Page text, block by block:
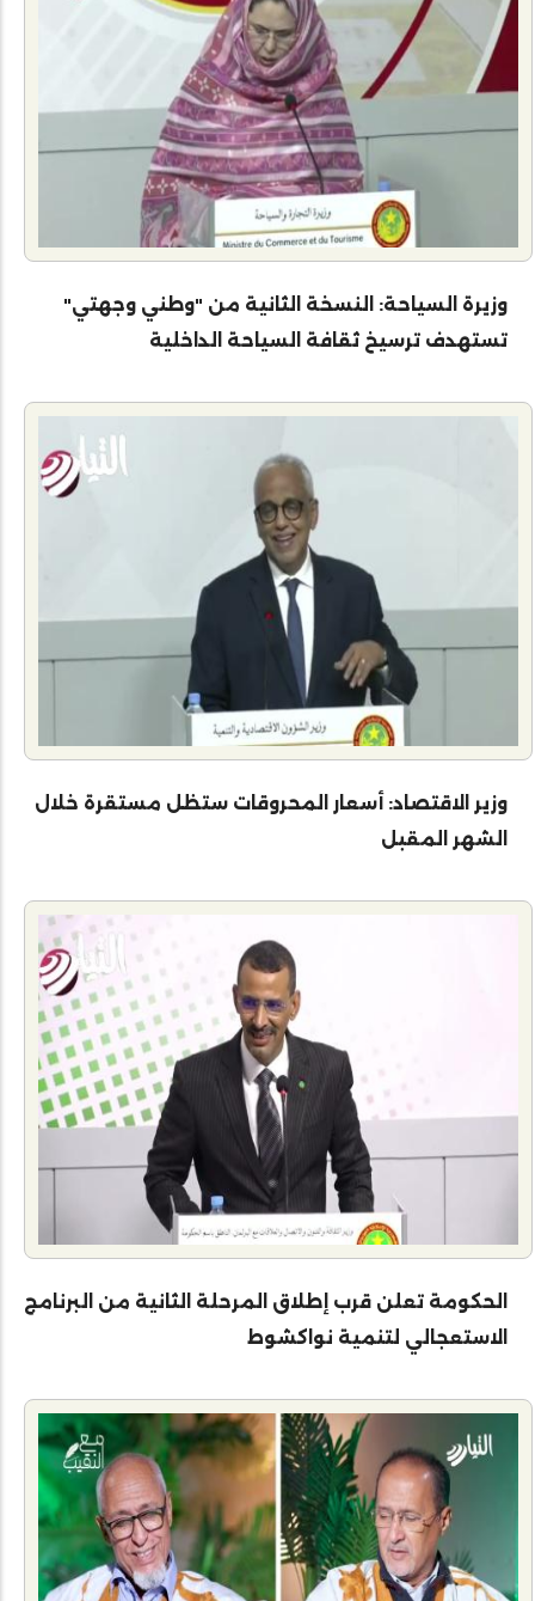
وزيرة السياحة: النسخة الثانية من "وطني وجهتي"
تستهدف ترسيخ ثقافة السياحة الداخلية
وزير الاقتصاد: أسعار المحروقات ستظل مستقرة خلال
الشهر المقبل
الحكومة تعلن قرب إطلاق المرحلة الثانية من البرنامج
الاستعجالي لتنمية نواكشوط